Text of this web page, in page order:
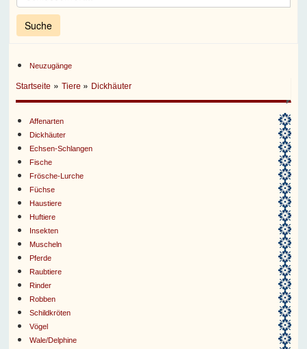
Neuzugänge
Startseite »Tiere » Dickhäuter
Affenarten
Dickhäuter
Echsen-Schlangen
Fische
Frösche-Lurche
Füchse
Haustiere
Huftiere
Insekten
Muscheln
Pferde
Raubtiere
Rinder
Robben
Schildkröten
Vögel
Wale/Delphine